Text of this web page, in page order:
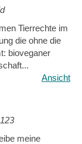
Tierrechte im
die ohne die
bioveganer
Ansicht
meine